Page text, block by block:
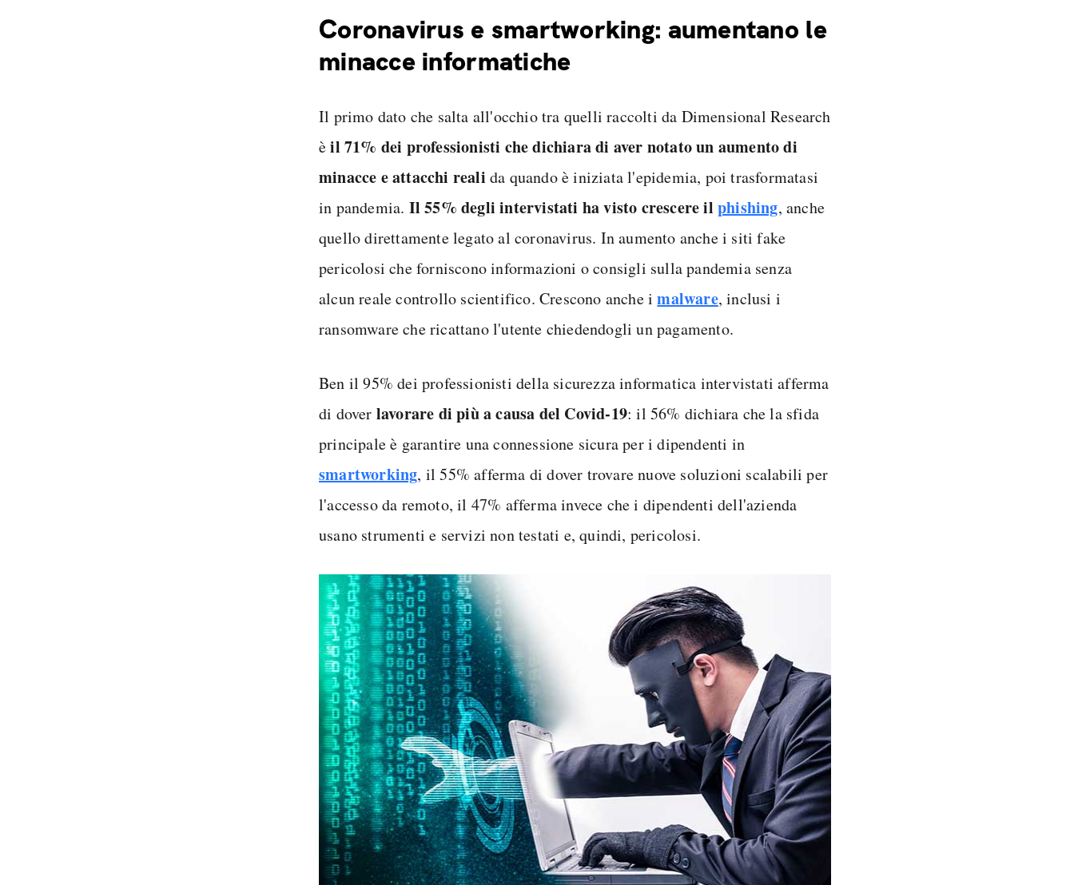
Coronavirus e smartworking: aumentano le
minacce informatiche
Il primo dato che salta all'occhio tra quelli raccolti da Dimensional Research
èil 71% dei professionisti che dichiara di aver notato un aumento di
minacce e attacchi reali da quando è iniziata l'epidemia, poi trasformatasi
in pandemia. Il 55% degli intervistati ha visto crescere ilphishing, anche
quello direttamente legato al coronavirus. In aumento anche i siti fake
pericolosi che forniscono informazioni o consigli sulla pandemia senza
alcun reale controllo scientifico. Crescono anche imalware, inclusi i
ransomware che ricattano l'utente chiedendogli un pagamento.
Ben il 95% dei professionisti della sicurezza informatica intervistati afferma
di dover lavorare di più a causa del Covid-19: il 56% dichiara che la sfida
principale è garantire una connessione sicura per i dipendenti in
smartworking, il 55% afferma di dover trovare nuove soluzioni scalabili per
l'accesso da remoto, il 47% afferma invece che i dipendenti dell'azienda
usano strumenti e servizi non testati e, quindi, pericolosi.